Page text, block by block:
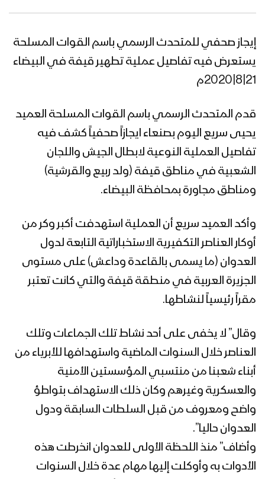
المشاهد الكاملة لـعملية فجر الحرية “تحرير
مديريتي الصومعة ومسورة – البيضاء”
تفاصيل ومشاهد عملية فجر الحرية “تحرير
مديريتي الصومعة ومسورة – البيضاء”
اقتحامات – من عملية النصر المبين
“المرحلة الثانية” – ولاتهنوا
البأس الشديد – من عملية النصر المبين
البأس الشديد – من عملية النصر المبين
المرحلة الثانية – ولاتهنوا
موجز مشاهد عملية النصر المبين المرحلة
الثانية “تحرير مديريتي ناطع ونعمان” في
محافظة البيضاء
المشاهد الكاملة للمرحلة الثانية من عملية
النصر المبين “تطهير مديريتي ناطع
إيجاز صحفي للمرحلة الثانية من عملية
النصر المبين “تطهير مديريتي ناطع
إيجاز صحفي للمتحدث الرسمي باسم القوات المسلحة
يستعرض فيه تفاصيل عملية تطهير قيفة في البيضاء
21|8|2020م
قدم المتحدث الرسمي باسم القوات المسلحة العميد
يحيى سريع اليوم بصنعاء ايجازاً صحفياً كشف فيه
تفاصيل العملية النوعية لابطال الجيش واللجان
الشعبية في مناطق قيفة (ولد ربيع والقرشية)
ومناطق مجاورة بمحافظة البيضاء.
وأكد العميد سريع أن العملية استهدفت أكبر وكر من
أوكار العناصر التكفيرية الاستخباراتية التابعة لدول
العدوان (ما يسمى بالقاعدة وداعش) على مستوى
الجزيرة العربية في منطقة قيفة والتي كانت تعتبر
مقراً رئيسياً لنشاطها.
وقال” لا يخفى على أحد نشاط تلك الجماعات وتلك
العناصر خلال السنوات الماضية واستهدافها للأبرياء من
أبناء شعبنا من منتسبي المؤسستين الأمنية
والعسكرية وغيرهم وكان ذلك الاستهداف بتواطؤ
واضح ومعروف من قبل السلطات السابقة ودول
العدوان حاليا”.
وأضاف” منذ اللحظة الأولى للعدوان انخرطت هذه
الأدوات به وأوكلت إليها مهام عدة خلال السنوات